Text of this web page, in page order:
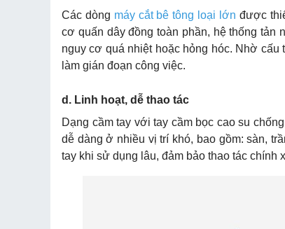
Các dòng máy cắt bê tông loại lớn được
cơ quấn dây đồng toàn phần, hệ thống tản
nguy cơ quá nhiệt hoặc hỏng hóc. Nhờ
làm gián đoạn công việc.
d. Linh hoạt, dễ thao tác
Dạng cầm tay với tay cầm bọc cao su
dễ dàng ở nhiều vị trí khó, bao gồm: sàn,
tay khi sử dụng lâu, đảm bảo thao tác chính